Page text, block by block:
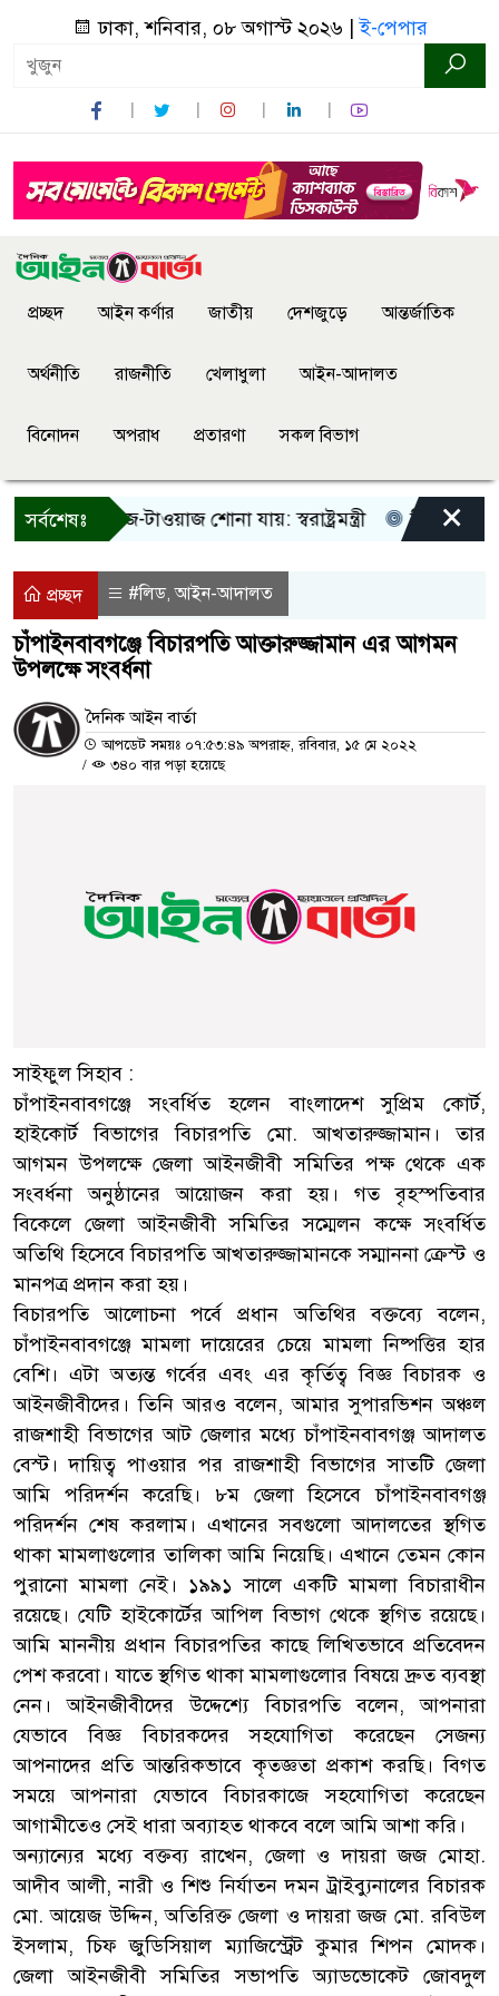
ঢাকা, শনিবার, ০৮ অগাস্ট ২০২৬ |ই-পেপার
প্রচ্ছদ আইন কর্ণার জাতীয় দেশজুড়ে আন্তর্জাতিক
অর্থনীতি রাজনীতি খেলাধুলা আইন-আদালত
বিনোদন অপরাধ প্রতারণা সকল বিভাগ
সর্বশেষঃ
শুধু আওয়াজ-টাওয়াজ শোনা যায়: স্বরাষ্ট্রমন্ত্রী তিন দিনের
×
প্রচ্ছদ #লিড,আইন-আদালত
চাঁপাইনবাবগঞ্জে বিচারপতি আক্তারুজ্জামান এর আগমন
উপলক্ষে সংবর্ধনা
দৈনিক আইন বার্তা
আপডেট সময়ঃ ০৭:৫৩:৪৯ অপরাহ্ন, রবিবার, ১৫ মে ২০২২
/
৩৪০ বার পড়া হয়েছে
সাইফুল সিহাব :
চাঁপাইনবাবগঞ্জে সংবর্ধিত হলেন বাংলাদেশ সুপ্রিম কোর্ট,
হাইকোর্ট বিভাগের বিচারপতি মো. আখতারুজ্জামান। তার
আগমন উপলক্ষে জেলা আইনজীবী সমিতির পক্ষ থেকে এক
সংবর্ধনা অনুষ্ঠানের আয়োজন করা হয়। গত বৃহস্পতিবার
বিকেলে জেলা আইনজীবী সমিতির সম্মেলন কক্ষে সংবর্ধিত
অতিথি হিসেবে বিচারপতি আখতারুজ্জামানকে সম্মাননা ক্রেস্ট ও
মানপত্র প্রদান করা হয়।
বিচারপতি আলোচনা পর্বে প্রধান অতিথির বক্তব্যে বলেন,
চাঁপাইনবাবগঞ্জে মামলা দায়েরের চেয়ে মামলা নিষ্পত্তির হার
বেশি। এটা অত্যন্ত গর্বের এবং এর কৃর্তিত্ব বিজ্ঞ বিচারক ও
আইনজীবীদের। তিনি আরও বলেন, আমার সুপারভিশন অঞ্চল
রাজশাহী বিভাগের আট জেলার মধ্যে চাঁপাইনবাবগঞ্জ আদালত
বেস্ট। দায়িত্ব পাওয়ার পর রাজশাহী বিভাগের সাতটি জেলা
আমি পরিদর্শন করেছি। ৮ম জেলা হিসেবে চাঁপাইনবাবগঞ্জ
পরিদর্শন শেষ করলাম। এখানের সবগুলো আদালতের স্থগিত
থাকা মামলাগুলোর তালিকা আমি নিয়েছি। এখানে তেমন কোন
পুরানো মামলা নেই। ১৯৯১ সালে একটি মামলা বিচারাধীন
রয়েছে। যেটি হাইকোর্টের আপিল বিভাগ থেকে স্থগিত রয়েছে।
আমি মাননীয় প্রধান বিচারপতির কাছে লিখিতভাবে প্রতিবেদন
পেশ করবো। যাতে স্থগিত থাকা মামলাগুলোর বিষয়ে দ্রুত ব্যবস্থা
নেন। আইনজীবীদের উদ্দেশ্যে বিচারপতি বলেন, আপনারা
যেভাবে বিজ্ঞ বিচারকদের সহযোগিতা করেছেন সেজন্য
আপনাদের প্রতি আন্তরিকভাবে কৃতজ্ঞতা প্রকাশ করছি। বিগত
সময়ে আপনারা যেভাবে বিচারকাজে সহযোগিতা করেছেন
আগামীতেও সেই ধারা অব্যাহত থাকবে বলে আমি আশা করি।
অন্যান্যের মধ্যে বক্তব্য রাখেন, জেলা ও দায়রা জজ মোহা.
আদীব আলী, নারী ও শিশু নির্যাতন দমন ট্রাইব্যুনালের বিচারক
মো. আয়েজ উদ্দিন, অতিরিক্ত জেলা ও দায়রা জজ মো. রবিউল
ইসলাম, চিফ জুডিসিয়াল ম্যাজিস্ট্রেট কুমার শিপন মোদক।
জেলা আইনজীবী সমিতির সভাপতি অ্যাডভোকেট জোবদুল